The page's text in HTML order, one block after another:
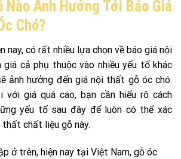
Nào Ảnh Hưởng Tới Báo Giá
Chó?
nay, có rất nhiều lựa chọn về báo giá nội
cả phụ thuộc vào nhiều yếu tố khác
ảnh hưởng đến giá nội thất gỗ óc chó.
với giá quá cao, bạn cần hiểu rõ cách
yếu tố sau đây để luôn có thể xác
chất liệu gỗ này.
ở trên, hiện nay tại Việt Nam, gỗ óc